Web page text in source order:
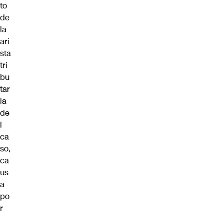
to
de
la
ari
sta
tri
bu
tar
ia
de
l
ca
so,
ca
us
a
po
r